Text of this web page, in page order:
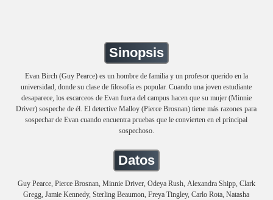
Sinopsis
Evan Birch (Guy Pearce) es un hombre de familia y un profesor querido en la
universidad, donde su clase de filosofía es popular. Cuando una joven estudiante
desaparece, los escarceos de Evan fuera del campus hacen que su mujer (Minnie
Driver) sospeche de él. El detective Malloy (Pierce Brosnan) tiene más razones para
sospechar de Evan cuando encuentra pruebas que le convierten en el principal
sospechoso.
Datos
Guy Pearce, Pierce Brosnan, Minnie Driver, Odeya Rush, Alexandra Shipp, Clark
Gregg, Jamie Kennedy, Sterling Beaumon, Freya Tingley, Carlo Rota, Natasha